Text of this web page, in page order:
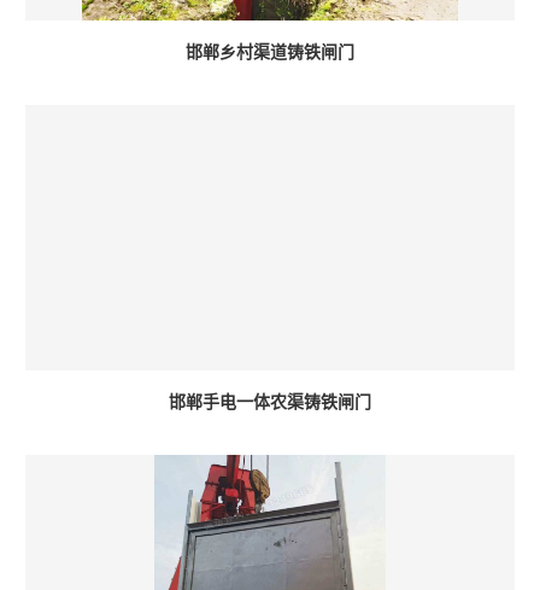
邯郸乡村渠道铸铁闸门
邯郸手电一体农渠铸铁闸门